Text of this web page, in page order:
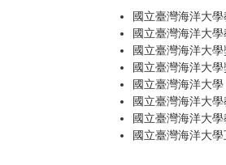
國立臺灣海洋大
國立臺灣海洋大
國立臺灣海洋大
國立臺灣海洋大
國立臺灣海洋大
國立臺灣海洋大
國立臺灣海洋大
國立臺灣海洋大